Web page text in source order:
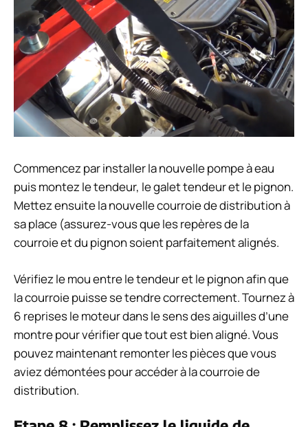
Commencez par installer la nouvelle pompe à eau
puis montez le tendeur, le galet tendeur et le pignon.
Mettez ensuite la nouvelle courroie de distribution à
sa place (assurez-vous que les repères de la
courroie et du pignon soient parfaitement alignés.
Vérifiez le mou entre le tendeur et le pignon afin que
la courroie puisse se tendre correctement. Tournez à
6 reprises le moteur dans le sens des aiguilles d’une
montre pour vérifier que tout est bien aligné. Vous
pouvez maintenant remonter les pièces que vous
aviez démontées pour accéder à la courroie de
distribution.